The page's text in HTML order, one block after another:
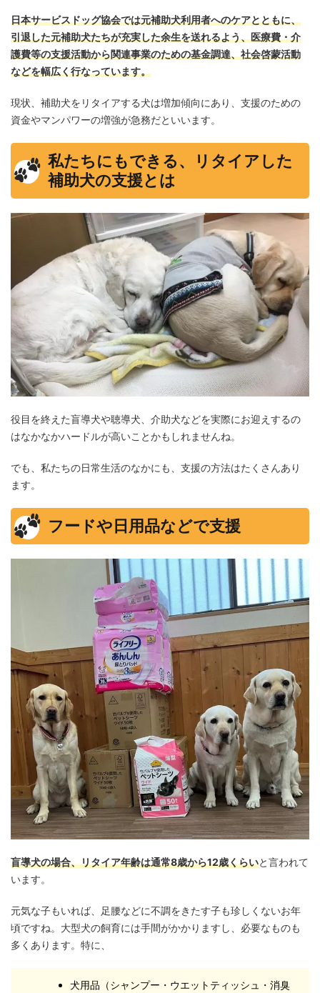
日本サービスドッグ協会では元補助犬利用者へのケアとともに、
引退した元補助犬たちが充実した余生を送れるよう、医療費・介
護費等の支援活動から関連事業のための基金調達、社会啓蒙活動
などを幅広く行なっています。
現状、補助犬をリタイアする犬は増加傾向にあり、支援のための
資金やマンパワーの増強が急務だといいます。
私たちにもできる、リタイアした
補助犬の支援とは
役目を終えた盲導犬や聴導犬、介助犬などを実際にお迎えするの
はなかなかハードルが高いことかもしれませんね。
でも、私たちの日常生活のなかにも、支援の方法はたくさんあり
ます。
フードや日用品などで支援
盲導犬の場合、リタイア年齢は通常8歳から12歳くらいと言われて
います。
元気な子もいれば、足腰などに不調をきたす子も珍しくないお年
頃ですね。大型犬の飼育には手間がかかりますし、必要なものも
多くあります。特に、
犬用品（シャンプー・ウエットティッシュ・消臭